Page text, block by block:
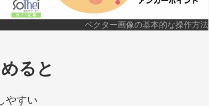
ベクター画像の基本的な操作方法
ると
やすい